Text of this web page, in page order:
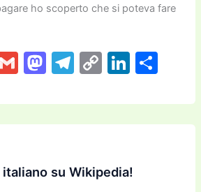
ho scoperto che si poteva fare
G
ai
l
M
st
o
o
T
e
gr
m
C
p
y
n
Li
k
e
n
C
n
di
su Wikipedia!